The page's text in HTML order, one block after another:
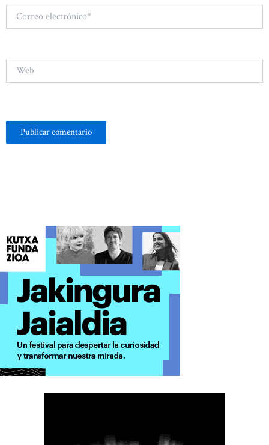
Correo
electrónico*